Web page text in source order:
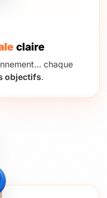
claire
chaque
objectifs.